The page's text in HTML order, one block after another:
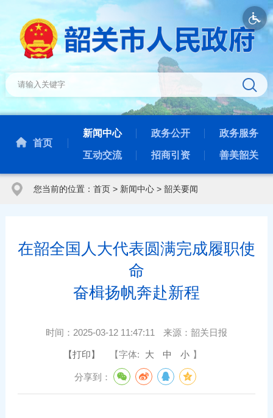
首页
新闻中心 政务公开 政务服务
互动交流 招商引资 善美韶关
您当前的位置： 首页> 新闻中心> 韶关要闻
在韶全国人大代表圆满完成履职使
命
奋楫扬帆奔赴新程
时间： 2025-03-12 11:47:11 来源： 韶关日报
【打印】 【字体: 大 中 小 】
分享到：